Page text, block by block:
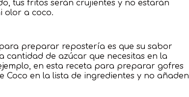
tus fritos serán crujientes y no estarán
olor a coco.
preparar repostería es que su sabor
cantidad de azúcar que necesitas en la
en esta receta para preparar gofres
Coco en la lista de ingredientes y no añaden